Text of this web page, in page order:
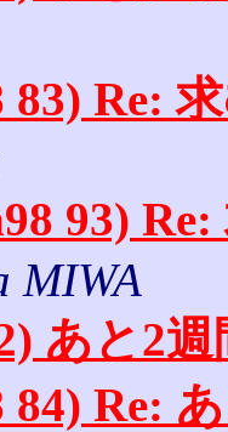
83) Re:
93)
MIWA
あと2
84) Re: